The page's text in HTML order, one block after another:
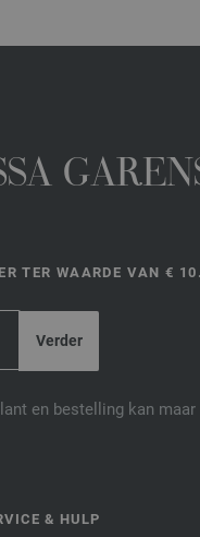
TER WAARDE VAN €
en bestelling kan
& HULP